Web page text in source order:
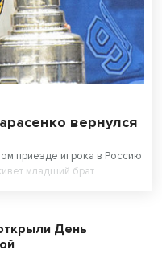
вернулся
приезде игрока в Россию
младший брат.
День